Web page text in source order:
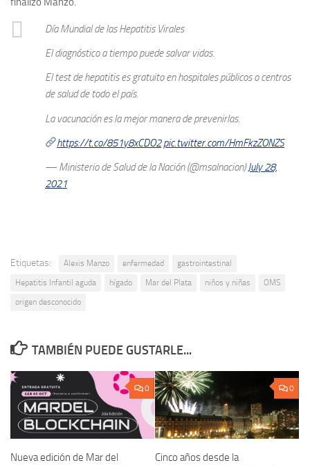
Día Mundial de las Hepatitis Virales
El diagnóstico a tiempo puede salvar vidas.
El test de hepatitis es gratuito en hospitales públicos o centros
de salud de todo el país.
La vacunación es la mejor manera de prevenirlas.
https://t.co/851y8xCDO2 pic.twitter.com/HmFkzZONZS
— Ministerio de Salud de la Nación (@msalnacion)July 28,
2021
Etiquetas: Alexis Manzo enfermedad
gastrointestinal
Hepatitis Infantil aguda
hígado Mar del Plata niños y niñas
OMS
origen desconocido
TAMBIÉN PUEDE GUSTARLE...
0
Nueva edición de Mar del
0
Cinco años desde la